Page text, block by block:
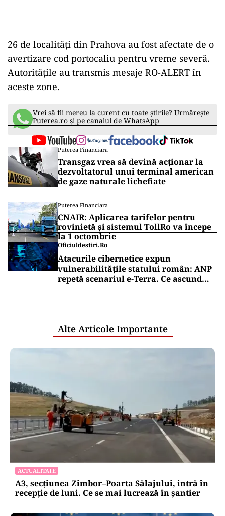
26 de localități din Prahova au fost afectate de o
avertizare cod portocaliu pentru vreme severă.
Autoritățile au transmis mesaje RO-ALERT în
aceste zone.
Vrei să fii mereu la curent cu toate știrile? Urmărește
Puterea.ro și pe canalul de WhatsApp
Puterea Financiara
Transgaz vrea să devină acționar la
dezvoltatorul unui terminal american
de gaze naturale lichefiate
Puterea Financiara
CNAIR: Aplicarea tarifelor pentru
rovinietă și sistemul TollRo va începe
la 1 octombrie
Oficiuldestiri.ro
Atacurile cibernetice expun
vulnerabilitățile statului român: ANP
repetă scenariul e‑Terra. Ce ascund
Alte Articole Importante
ACTUALITATE
A3, secțiunea Zimbor–Poarta Sălajului, intră în
recepție de luni. Ce se mai lucrează în șantier